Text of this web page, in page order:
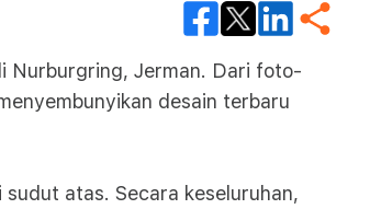
Nurburgring, Jerman. Dari foto-
desain terbaru
atas. Secara keseluruhan,